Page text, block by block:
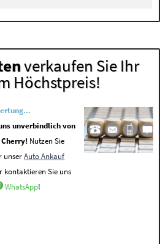
verkaufen Sie Ihr
Höchstpreis!
unverbindlich von
Nutzen Sie
unserAuto Ankauf
kontaktieren Sie uns
WhatsApp!